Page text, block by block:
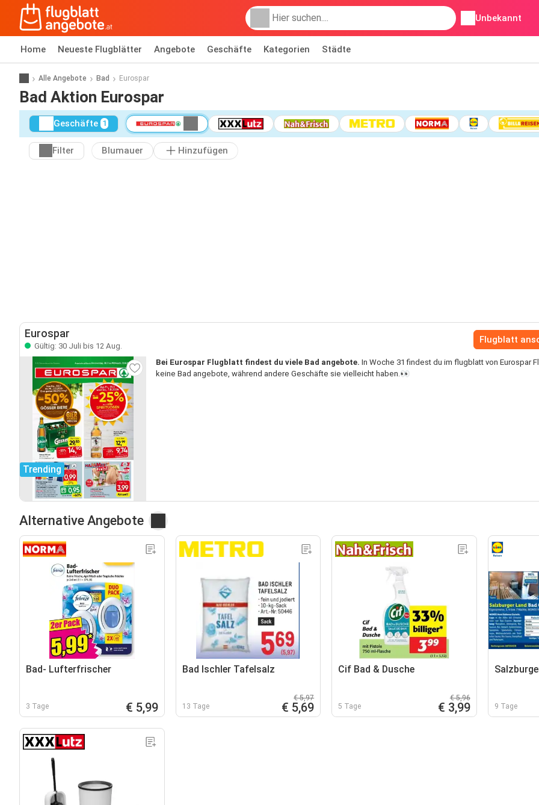
Unbekannt
Home Neueste Flugblätter Angebote Geschäfte Kategorien Städte
Alle Angebote Bad Eurospar
Bad Aktion Eurospar
Geschäfte 1
Filter Blumauer Hinzufügen
Eurospar
Gültig: 30 Juli bis 12 Aug.
Flugblatt
Trending
Bei Eurospar Flugblatt findest du viele Bad angebote. In Woche 31 findest du im flugblatt von Eurospar
keine Bad angebote, während andere Geschäfte sie vielleicht haben.👀
Alternative Angebote
Bad- Lufterfrischer
3 Tage € 5,99
Bad Ischler Tafelsalz
13 Tage
€ 5,97
€ 5,69
Cif Bad & Dusche
5 Tage
€ 5,96
€ 3,99 9 Tage